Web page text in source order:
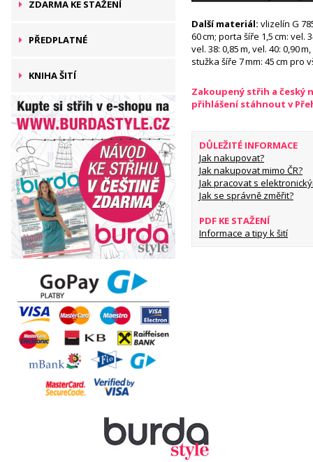
ZDARMA KE STAŽENÍ
PŘEDPLATNÉ
KNIHA ŠITÍ
Další materiál: vlizelín G
60 cm; porta šíře 1,5 cm: vel.
vel. 38: 0,85 m, vel. 40: 0,90
stužka šíře 7 mm: 45 cm pro
Zakoupený střih a český
přihlášení stáhnout v
DŮLEŽITÉ INFORMACE
Jak nakupovat?
Jak nakupovat mimo ČR?
Jak pracovat s
Jak se správně změřit?
PDF KE STAŽENÍ
Informace a tipy k šití